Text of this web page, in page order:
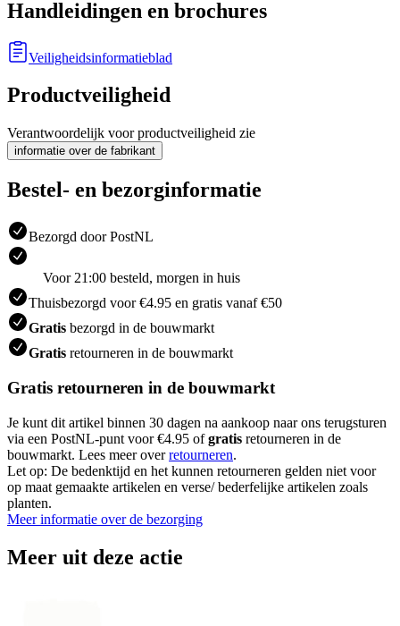
Handleidingen en brochures
Veiligheidsinformatieblad
Productveiligheid
Verantwoordelijk voor productveiligheid zie
informatie over de fabrikant
Bestel- en bezorginformatie
Bezorgd door PostNL
Voor 21:00 besteld, morgen in huis
Thuisbezorgd voor €4.95 en gratis vanaf €50
Gratis bezorgd in de bouwmarkt
Gratis retourneren in de bouwmarkt
Gratis retourneren in de bouwmarkt
Je kunt dit artikel binnen 30 dagen na aankoop naar ons terugsturen
via een PostNL-punt voor €4.95 ofgratis retourneren in de
bouwmarkt. Lees meer overretourneren.
Let op: De bedenktijd en het kunnen retourneren gelden niet voor
op maat gemaakte artikelen en verse/ bederfelijke artikelen zoals
planten.
Meer informatie over de bezorging
Meer uit deze actie